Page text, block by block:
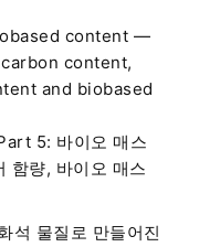
content —
content,
and biobased
5: 바이오 매스
함량, 바이오 매스
석 물질로 만들어진